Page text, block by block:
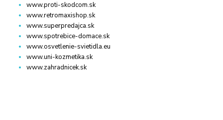
www.proti-skodcom.sk
www.retromaxishop.sk
www.superpredajca.sk
www.spotrebice-domace.sk
www.osvetlenie-svietidla.eu
www.uni-kozmetika.sk
www.zahradnicek.sk